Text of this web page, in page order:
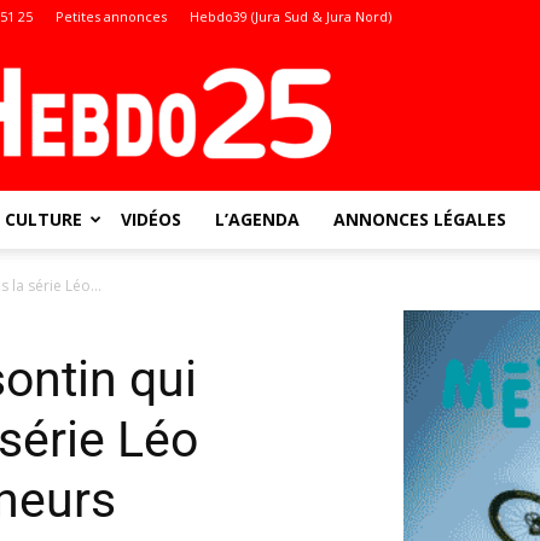
25 Petites annonces Hebdo39 (Jura Sud & Jura Nord)
:
CULTURE VIDÉOS L’AGENDA ANNONCES LÉGALES
la série Léo...
qui
Léo